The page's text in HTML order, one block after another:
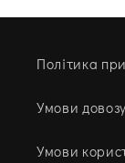
Політика
Умови довозу
Умови